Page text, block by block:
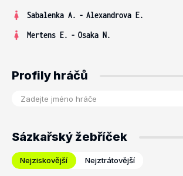
Sabalenka A. - Alexandrova E.
Mertens E. - Osaka N.
Profily hráčů
Sázkařský žebříček
Nejziskovější Nejztrátovější